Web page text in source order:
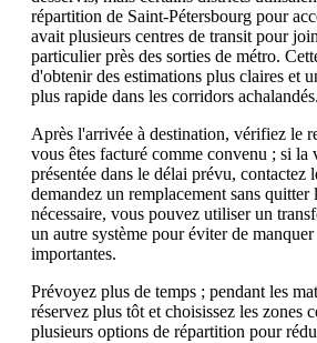
répartition de Saint-Pétersbourg pour
avait plusieurs centres de transit pour
particulier près des sorties de métro.
d'obtenir des estimations plus claires et
plus rapide dans les corridors achalandés.
Après l'arrivée à destination, vérifiez le
vous êtes facturé comme convenu ; si la
présentée dans le délai prévu, contactez
demandez un remplacement sans quitter
nécessaire, vous pouvez utiliser un
un autre système pour éviter de
importantes.
Prévoyez plus de temps ; pendant les
réservez plus tôt et choisissez les zones
plusieurs options de répartition pour